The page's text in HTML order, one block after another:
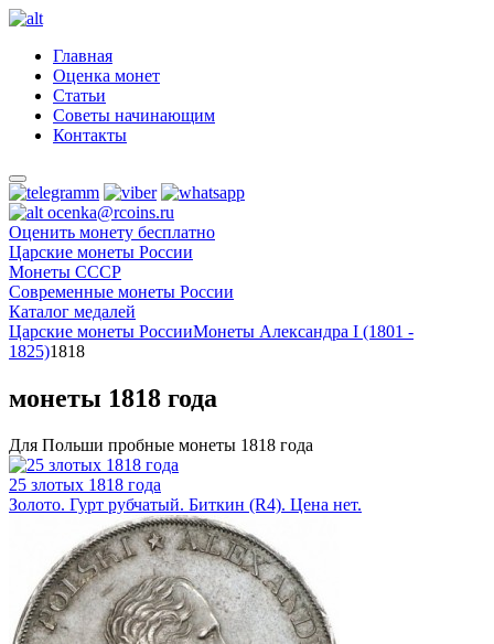
Главная
Оценка монет
Статьи
Советы начинающим
Контакты
ocenka@rcoins.ru
Оценить монету бесплатно
Царские монеты России
Монеты СССР
Современные монеты России
Каталог медалей
Царские монеты РоссииМонеты Александра I (1801 -
1825)1818
монеты 1818 года
Для Польши пробные монеты 1818 года
25 злотых 1818 года
Золото. Гурт рубчатый. Биткин (R4). Цена нет.